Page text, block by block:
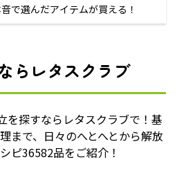
で選んだアイテムが買える！
らレタスクラブ
を探すならレタスクラブで！基
まで、日々のへとへとから解放
ピ36582品をご紹介！